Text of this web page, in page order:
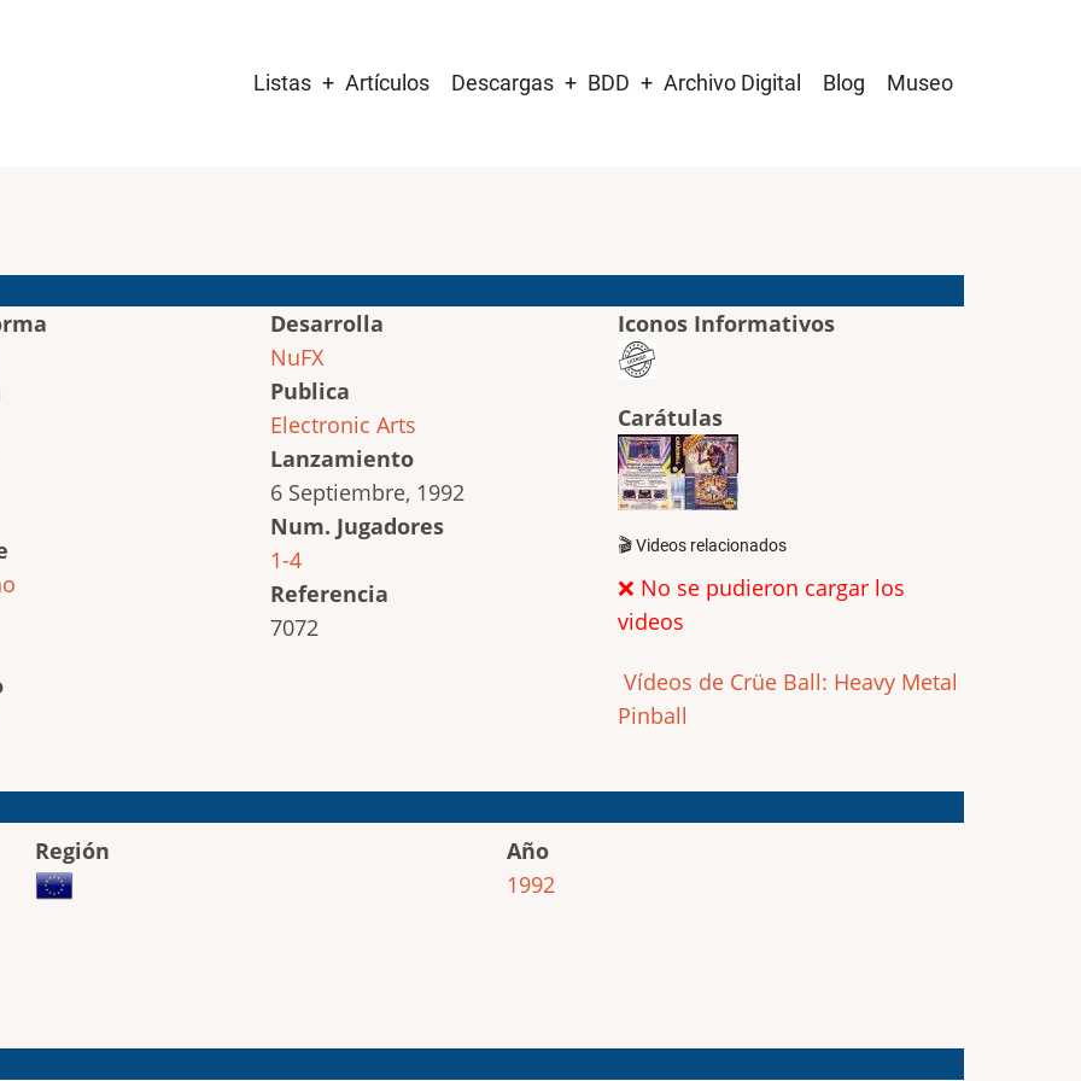
navigation
Listas Artículos Descargas BDD Archivo Digital Blog Museo
Desarrolla
NuFX
Publica
Electronic Arts
Lanzamiento
6 Septiembre, 1992
Num. Jugadores
1-4
Referencia
7072
Iconos Informativos
Carátulas
🎬 Videos relacionados
❌ No se pudieron cargar los
videos
Vídeos de Crüe Ball: Heavy Metal
Pinball
Región
Año
1992